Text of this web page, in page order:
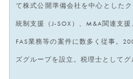
て株式公開準備会社を中心とした
統制支援（J-SOX）、M&A関連支
FAS業務等の案件に数多く従事。
ズグループを設立。税理士としてグ